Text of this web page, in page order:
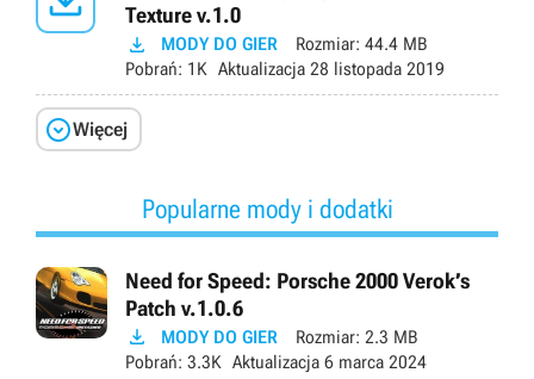
Texture v.1.0
 MODY DO GIER Rozmiar: 44.4 MB
Pobrań: 1K Aktualizacja 28 listopada 2019
Więcej
Popularne mody i dodatki
Need for Speed: Porsche 2000 Verok’s
Patch v.1.0.6
 MODY DO GIER Rozmiar: 2.3 MB
Pobrań: 3.3K Aktualizacja 6 marca 2024